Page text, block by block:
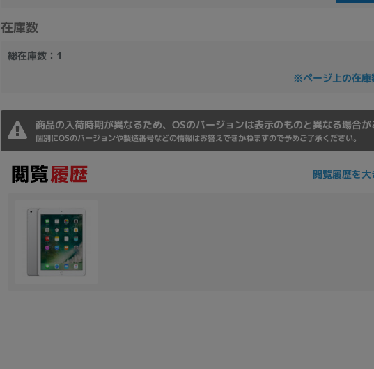
在庫数
総在庫数：1
※ページ上の在庫
商品の入荷時期が異なるため、OSのバージョンは表示のものと異なる場合が
個別にOSのバージョンや製造番号などの情報はお答えできかねますので予めご了承ください。
閲覧履歴を
Core i7
Core i5 Core i3
ChromeOS